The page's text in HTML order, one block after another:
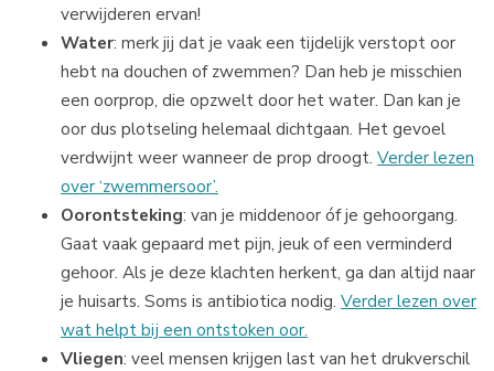
verwijderen ervan!
Water: merk jij dat je vaak een tijdelijk verstopt oor
hebt na douchen of zwemmen? Dan heb je misschien
een oorprop, die opzwelt door het water. Dan kan je
oor dus plotseling helemaal dichtgaan. Het gevoel
verdwijnt weer wanneer de prop droogt. Verder lezen
over ‘zwemmersoor’.
Oorontsteking: van je middenoor óf je gehoorgang.
Gaat vaak gepaard met pijn, jeuk of een verminderd
gehoor. Als je deze klachten herkent, ga dan altijd naar
je huisarts. Soms is antibiotica nodig. Verder lezen over
wat helpt bij een ontstoken oor.
Vliegen: veel mensen krijgen last van het drukverschil